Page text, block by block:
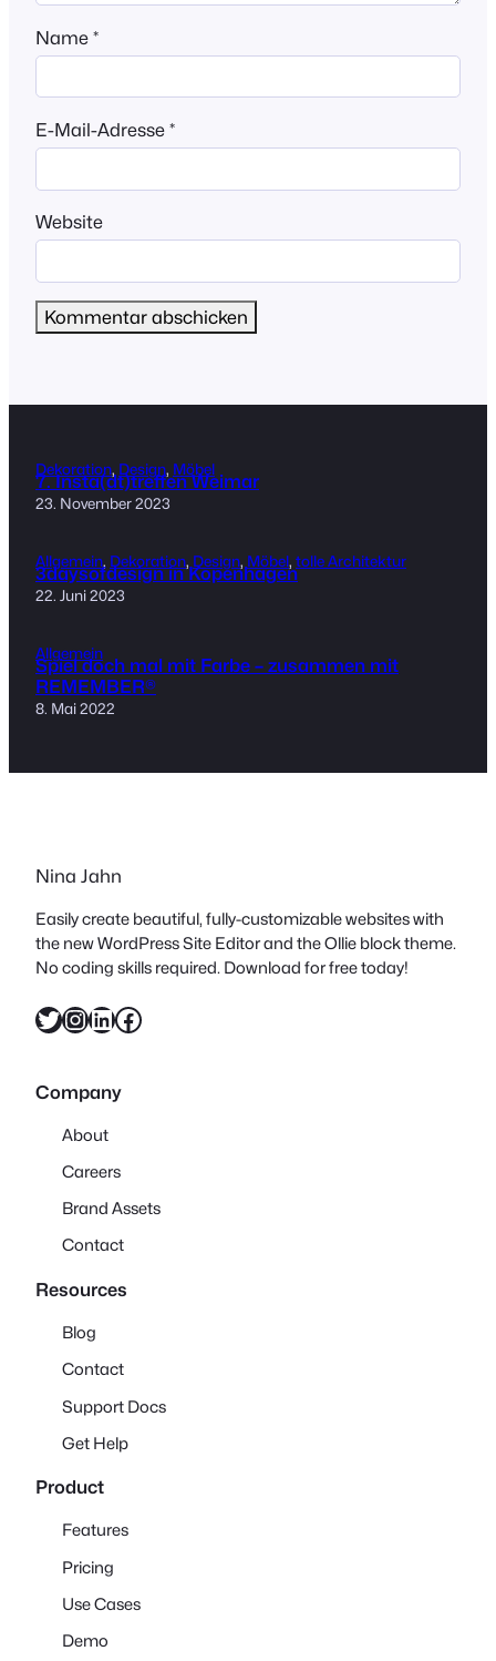
Name *
E-Mail-Adresse *
Website
Dekoration, Design, Möbel
7. Insta(dt)treffen Weimar
23. November 2023
Allgemein, Dekoration, Design, Möbel, tolle Architektur
3daysofdesign in Kopenhagen
22. Juni 2023
Allgemein
Spiel doch mal mit Farbe – zusammen mit
REMEMBER®
8. Mai 2022
Nina Jahn
Easily create beautiful, fully-customizable websites with
the new WordPress Site Editor and the Ollie block theme.
No coding skills required. Download for free today!
Twitter InstagramLinkedIn Facebook
Company
About
Careers
Brand Assets
Contact
Resources
Blog
Contact
Support Docs
Get Help
Product
Features
Pricing
Use Cases
Demo